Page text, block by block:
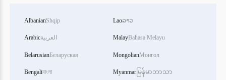
AlbanianShqip
Arabicالعربية
BelarusianБеларуская
Bengaliবাংলা
Laoລາວ
MalayBahasa Melayu
MongolianМонгол
Myanmar မြန်မာဘာသာ